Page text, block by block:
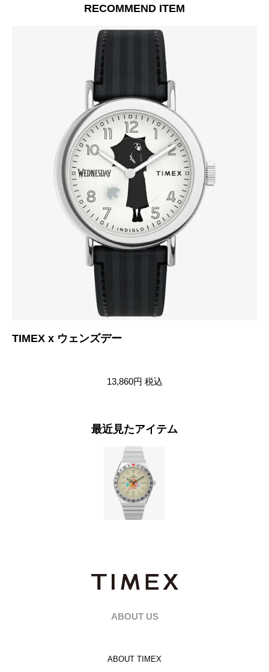
RECOMMEND ITEM
TIMEX x ウェンズデー
13,860円 税込
最近見たアイテム
ABOUT US
ABOUT TIMEX